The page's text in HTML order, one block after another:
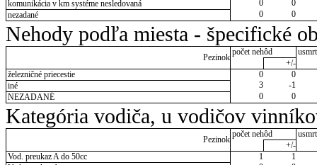
komunikácia v km systéme nesledovaná
0
0
nezadané
0 0
Nehody podľa miesta - špecifické
Pezinok
počet nehôd
+/-
železničné priecestie
0
0
iné
3
-1
NEZADANÉ
0 0
Kategória vodiča, u vodičov
Pezinok
počet nehôd
+/-
Vod. preukaz A do 50cc
1
1